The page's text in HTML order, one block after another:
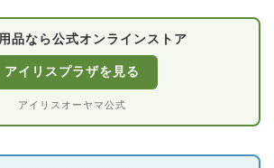
品なら公式オンラインストア
アイリスプラザを見る
アイリスオーヤマ公式